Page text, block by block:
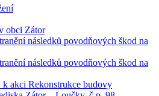
obci Zátor
následků povodňových škod na
následků povodňových škod na
k akci Rekonstrukce budovy